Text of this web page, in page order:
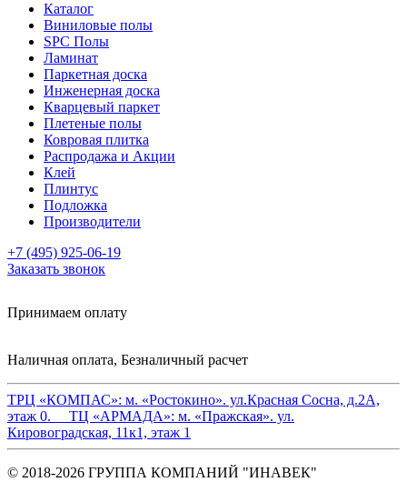
Каталог
Виниловые полы
SPC Полы
Ламинат
Паркетная доска
Инженерная доска
Кварцевый паркет
Плетеные полы
Ковровая плитка
Распродажа и Акции
Клей
Плинтус
Подложка
Производители
+7 (495) 925-06-19
Заказать звонок
Принимаем оплату
Наличная оплата, Безналичный расчет
ТРЦ «КОМПАС»: м. «Ростокино». ул.Красная Сосна, д.2А,
этаж 0. ТЦ «АРМАДА»: м. «Пражская». ул.
Кировоградская, 11к1, этаж 1
© 2018-2026 ГРУППА КОМПАНИЙ "ИНАВЕК"